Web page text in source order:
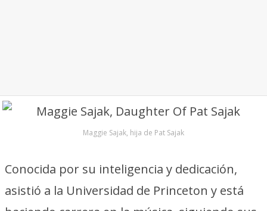
Maggie Sajak, hija de Pat Sajak
Conocida por su inteligencia y dedicación,
asistió a la Universidad de Princeton y está